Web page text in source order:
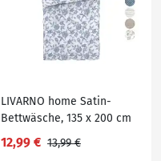
LIVARNO home Satin-
Bettwäsche, 135 x 200 cm
12,99 € 13,99 €